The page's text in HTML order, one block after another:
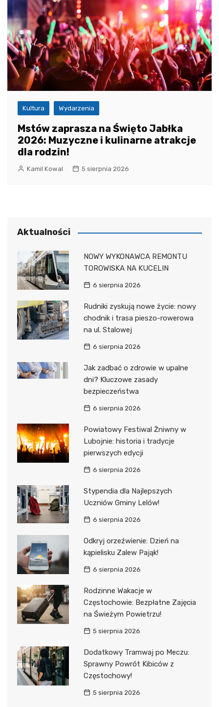
Kultura Wydarzenia
Mstów zaprasza na Święto Jabłka
2026: Muzyczne i kulinarne atrakcje
dla rodzin!
Kamil Kowal 5 sierpnia 2026
Aktualności
NOWY WYKONAWCA REMONTU
TOROWISKA NA KUCELIN
6 sierpnia 2026
Rudniki zyskują nowe życie: nowy
chodnik i trasa pieszo-rowerowa
na ul. Stalowej
6 sierpnia 2026
Jak zadbać o zdrowie w upalne
dni? Kluczowe zasady
bezpieczeństwa
6 sierpnia 2026
Powiatowy Festiwal Żniwny w
Lubojnie: historia i tradycje
pierwszych edycji
6 sierpnia 2026
Stypendia dla Najlepszych
Uczniów Gminy Lelów!
6 sierpnia 2026
Odkryj orzeźwienie: Dzień na
kąpielisku Zalew Pająk!
6 sierpnia 2026
Rodzinne Wakacje w
Częstochowie: Bezpłatne Zajęcia
na Świeżym Powietrzu!
5 sierpnia 2026
Dodatkowy Tramwaj po Meczu:
Sprawny Powrót Kibiców z
Częstochowy!
5 sierpnia 2026